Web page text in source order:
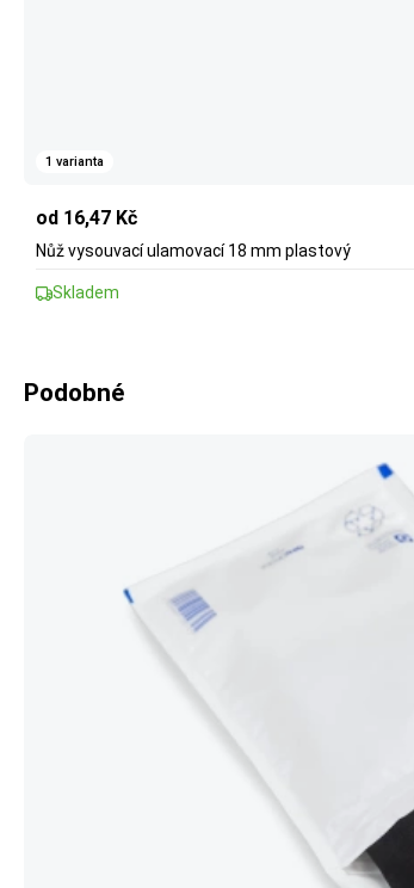
1 varianta
od 16,47 Kč
Nůž vysouvací ulamovací 18 mm plastový
Skladem
Podobné